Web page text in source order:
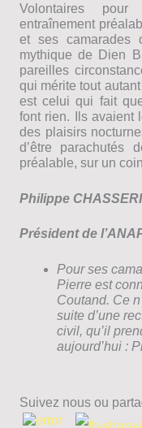
Volontaires
entraînement
et ses camarades
mythique de Dien
pareilles
qui mérite tout
est celui qui fait
font rien. Ils avaient
des plaisirs
d’être parachutés
préalable, sur un
Philippe
Président de
Pour ses
Pierre est
Coutand. Ce
suite d’une
civil, qu’il
aujourd’hui :
Suivez nous ou